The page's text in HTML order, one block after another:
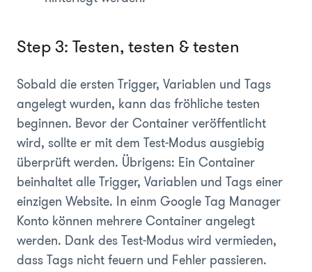
Step 3: Testen, testen & testen
Sobald die ersten Trigger, Variablen und Tags
angelegt wurden, kann das fröhliche testen
beginnen. Bevor der Container veröffentlicht
wird, sollte er mit dem Test-Modus ausgiebig
überprüft werden. Übrigens: Ein Container
beinhaltet alle Trigger, Variablen und Tags einer
einzigen Website. In einm Google Tag Manager
Konto können mehrere Container angelegt
werden. Dank des Test-Modus wird vermieden,
dass Tags nicht feuern und Fehler passieren.